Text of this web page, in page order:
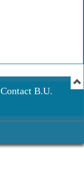
Contact B.U.